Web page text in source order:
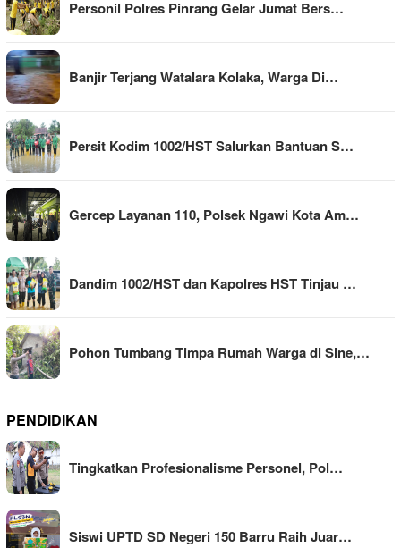
Personil Polres Pinrang Gelar Jumat Bers…
Banjir Terjang Watalara Kolaka, Warga Di…
Persit Kodim 1002/HST Salurkan Bantuan S…
Gercep Layanan 110, Polsek Ngawi Kota Am…
Dandim 1002/HST dan Kapolres HST Tinjau …
Pohon Tumbang Timpa Rumah Warga di Sine,…
PENDIDIKAN
Tingkatkan Profesionalisme Personel, Pol…
Siswi UPTD SD Negeri 150 Barru Raih Juar…